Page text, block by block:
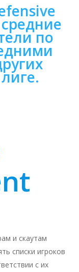
по
и скаутам
списки игроков
с их